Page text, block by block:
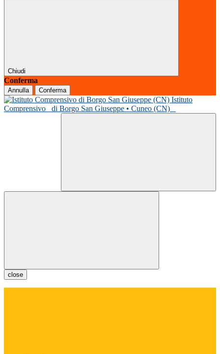
Chiudi
Conferma
Annulla Conferma
Istituto
Comprensivo
di Borgo San Giuseppe • Cuneo (CN)
close